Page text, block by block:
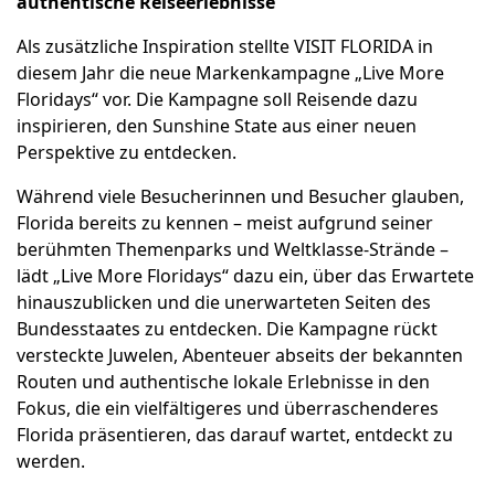
Als zusätzliche Inspiration stellte VISIT FLORIDA in
diesem Jahr die neue Markenkampagne „Live More
Floridays“ vor. Die Kampagne soll Reisende dazu
inspirieren, den Sunshine State aus einer neuen
Perspektive zu entdecken.
Während viele Besucherinnen und Besucher glauben,
Florida bereits zu kennen – meist aufgrund seiner
berühmten Themenparks und Weltklasse-Strände –
lädt „Live More Floridays“ dazu ein, über das Erwartete
hinauszublicken und die unerwarteten Seiten des
Bundesstaates zu entdecken. Die Kampagne rückt
versteckte Juwelen, Abenteuer abseits der bekannten
Routen und authentische lokale Erlebnisse in den
Fokus, die ein vielfältigeres und überraschenderes
Florida präsentieren, das darauf wartet, entdeckt zu
werden.